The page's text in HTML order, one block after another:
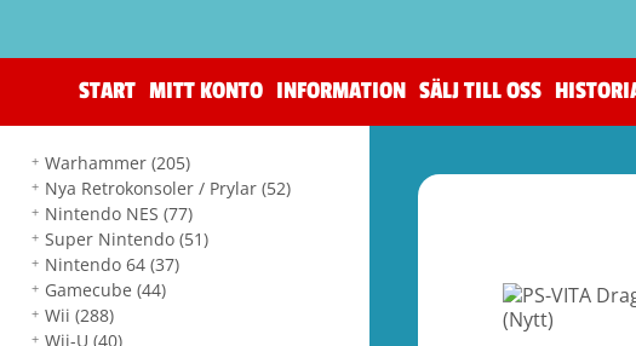
START MITT KONTO INFORMATION SÄLJ TILL OSS
Warhammer(205)
Nya Retrokonsoler / Prylar(52)
Nintendo NES(77)
Super Nintendo(51)
Nintendo 64(37)
Gamecube(44)
Wii(288)
Wii-U(40)